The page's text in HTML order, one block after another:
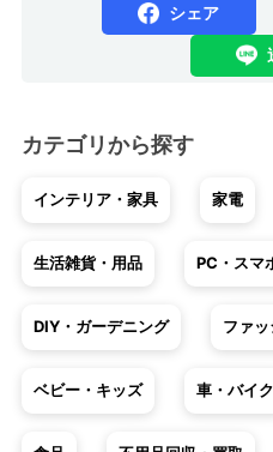
シェア
カテゴリから探す
インテリア・家具 家電
生活雑貨・用品 PC・スマ
DIY・ガーデニング ファ
ベビー・キッズ 車・バイク